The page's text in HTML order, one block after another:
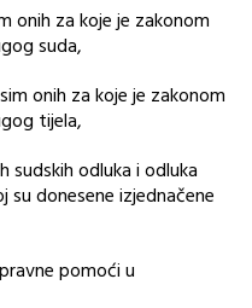
onih za koje je zakonom
suda,
onih za koje je zakonom
tijela,
sudskih odluka i odluka
su donesene izjednačene
pomoći u